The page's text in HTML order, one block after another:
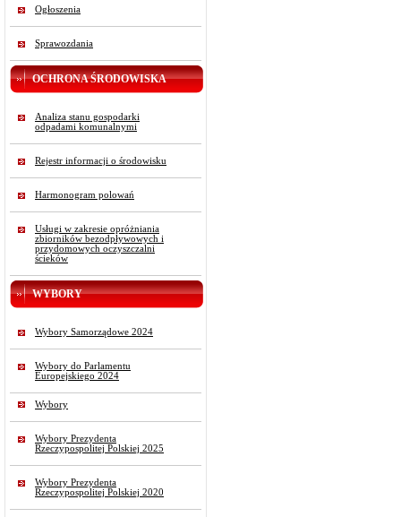
Ogłoszenia
Sprawozdania
OCHRONA ŚRODOWISKA
Analiza stanu gospodarki
odpadami komunalnymi
Rejestr informacji o środowisku
Harmonogram polowań
Usługi w zakresie opróżniania
zbiorników bezodpływowych i
przydomowych oczyszczalni
ścieków
WYBORY
Wybory Samorządowe 2024
Wybory do Parlamentu
Europejskiego 2024
Wybory
Wybory Prezydenta
Rzeczypospolitej Polskiej 2025
Wybory Prezydenta
Rzeczypospolitej Polskiej 2020